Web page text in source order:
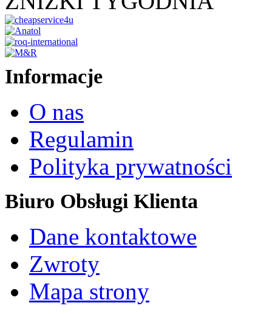
Informacje
O nas
Regulamin
Polityka prywatności
Biuro Obsługi Klienta
Dane kontaktowe
Zwroty
Mapa strony